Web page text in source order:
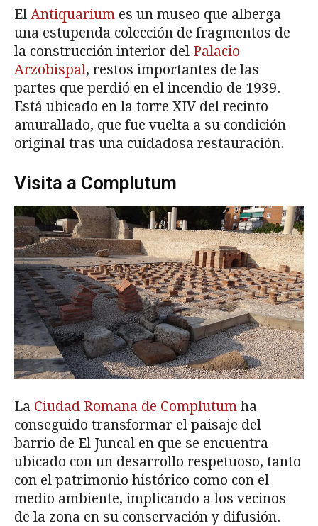
El Antiquarium es un museo que alberga
una estupenda colección de fragmentos de
la construcción interior del Palacio
Arzobispal, restos importantes de las
partes que perdió en el incendio de 1939.
Está ubicado en la torre XIV del recinto
amurallado, que fue vuelta a su condición
original tras una cuidadosa restauración.
Visita a Complutum
La Ciudad Romana de Complutum ha
conseguido transformar el paisaje del
barrio de El Juncal en que se encuentra
ubicado con un desarrollo respetuoso, tanto
con el patrimonio histórico como con el
medio ambiente, implicando a los vecinos
de la zona en su conservación y difusión.